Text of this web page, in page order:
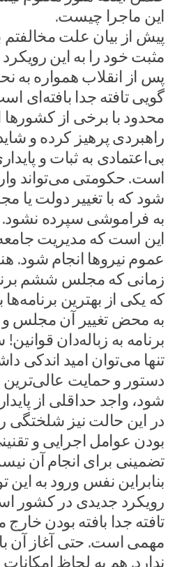
این ماجرا چیست.
پیش از بیان علت مخالفتم
مثبت خود را به این
پس از انقلاب همواره به
گویی تافته جدا بافته‌ای
محدود با برخی از کشورها
راهبردی پرهیز کرده و
بی‌اعتمادی به ثبات و
است. حکومتی می‌تواند
شود که با تغییر دولت یا
به فراموشی سپرده
این است که مدیریت
عموم نیروها انجام شود.
زمانی که مجلس ششم
که یکی از بهترین
به محض تغییر آن مجلس
برنامه به زباله‌دان
تنها می‌توان امید اندکی
دستور و حمایت
شود، واجد حداقلی از
در این حالت نیز شلختگی
بودن عوامل اجرایی و
تضمینی برای انجام آن
بنابراین نفس ورود به این
رویکرد جدیدی در کشور
تافته جدا بافته بودن
مهمی است. حتی آغاز آن
ندارد. هم به لحاظ